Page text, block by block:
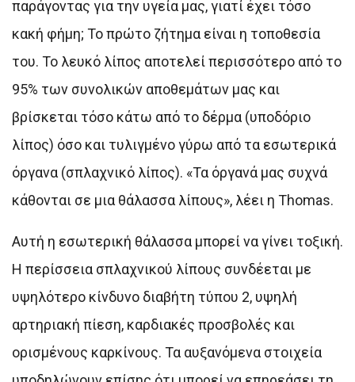
παράγοντας για την υγεία μας, γιατί έχει τόσο
κακή φήμη; Το πρώτο ζήτημα είναι η τοποθεσία
του. Το λευκό λίπος αποτελεί περισσότερο από το
95% των συνολικών αποθεμάτων μας και
βρίσκεται τόσο κάτω από το δέρμα (υποδόριο
λίπος) όσο και τυλιγμένο γύρω από τα εσωτερικά
όργανα (σπλαχνικό λίπος). «Τα όργανά μας συχνά
κάθονται σε μια θάλασσα λίπους», λέει η Thomas.
Αυτή η εσωτερική θάλασσα μπορεί να γίνει τοξική.
Η περίσσεια σπλαχνικού λίπους συνδέεται με
υψηλότερο κίνδυνο διαβήτη τύπου 2, υψηλή
αρτηριακή πίεση, καρδιακές προσβολές και
ορισμένους καρκίνους. Τα αυξανόμενα στοιχεία